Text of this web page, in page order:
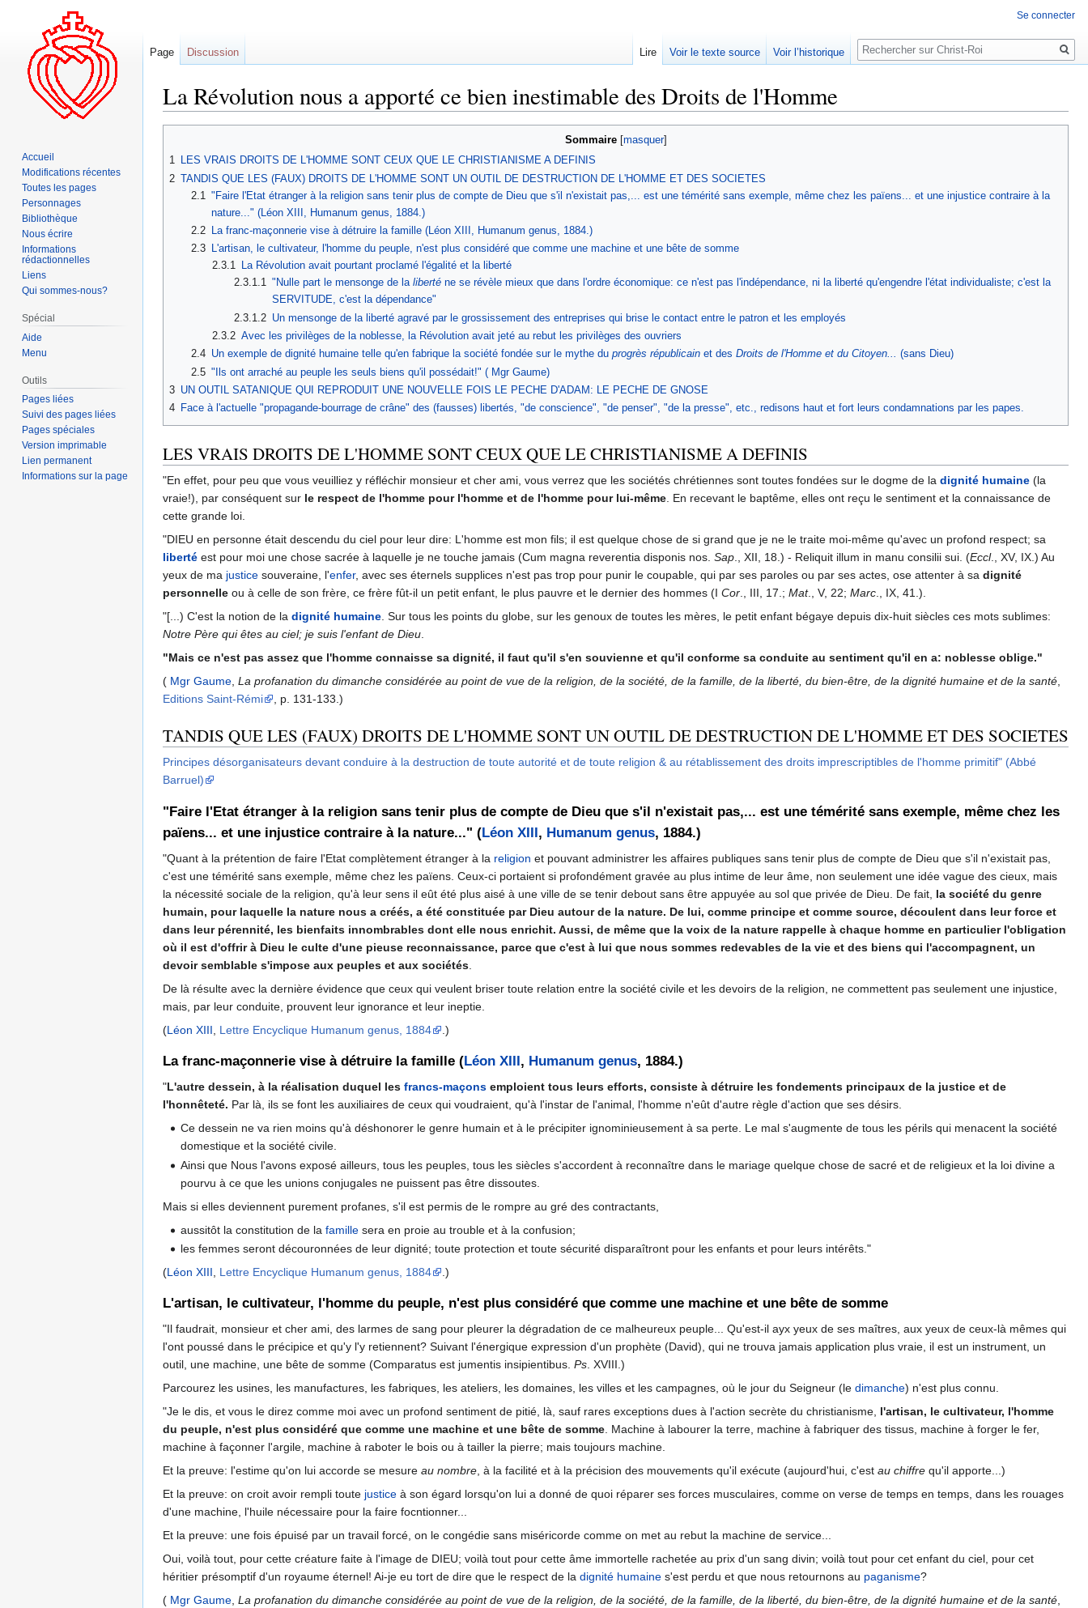
La Révolution nous a apporté ce bien inestimable des Droits de l'Homme
navigation
recherche
Sommaire
1 LES VRAIS DROITS DE L'HOMME SONT CEUX QUE LE CHRISTIANISME A DEFINIS
2 TANDIS QUE LES (FAUX) DROITS DE L'HOMME SONT UN OUTIL DE DESTRUCTION DE L'HOMME ET DES SOCIETES
2.1
"Faire l'Etat étranger à la religion sans tenir plus de compte de Dieu que s'il n'existait pas,... est une témérité sans exemple, même chez les païens... et une injustice contraire à la
nature..." (Léon XIII, Humanum genus, 1884.)
2.2
La franc-maçonnerie vise à détruire la famille (Léon XIII, Humanum genus, 1884.)
2.3
L'artisan, le cultivateur, l'homme du peuple, n'est plus considéré que comme une machine et une bête de somme
2.3.1 La Révolution avait pourtant proclamé l'égalité et la liberté
2.3.1.1 "Nulle part le mensonge de la liberténe se révèle mieux que dans l'ordre économique: ce n'est pas l'indépendance, ni la liberté qu'engendre l'état individualiste; c'est la
SERVITUDE, c'est la dépendance"
2.3.1.2 Un mensonge de la liberté agravé par le grossissement des entreprises qui brise le contact entre le patron et les employés
2.3.2 Avec les privilèges de la noblesse, la Révolution avait jeté au rebut les privilèges des ouvriers
2.4 Un exemple de dignité humaine telle qu'en fabrique la société fondée sur le mythe du progrès républicainet des Droits de l'Homme et du Citoyen... (sans Dieu)
2.5 "Ils ont arraché au peuple les seuls biens qu'il possédait!" ( Mgr Gaume)
3 UN OUTIL SATANIQUE QUI REPRODUIT UNE NOUVELLE FOIS LE PECHE D'ADAM: LE PECHE DE GNOSE
4 Face à l'actuelle "propagande-bourrage de crâne" des (fausses) libertés, "de conscience", "de penser", "de la presse", etc., redisons haut et fort leurs condamnations par les papes.
LES VRAIS DROITS DE L'HOMME SONT CEUX QUE LE CHRISTIANISME A DEFINIS
"En effet, pour peu que vous veuilliez y réfléchir monsieur et cher ami, vous verrez que les sociétés chrétiennes sont toutes fondées sur le dogme de la dignité humaine (la
vraie!), par conséquent sur le respect de l'homme pour l'homme et de l'homme pour lui-même. En recevant le baptême, elles ont reçu le sentiment et la connaissance de
cette grande loi.
"DIEU en personne était descendu du ciel pour leur dire: L'homme est mon fils; il est quelque chose de si grand que je ne le traite moi-même qu'avec un profond respect; sa
liberté est pour moi une chose sacrée à laquelle je ne touche jamais (Cum magna reverentia disponis nos. Sap., XII, 18.) - Reliquit illum in manu consilii sui. (Eccl., XV, IX.) Au
yeux de ma justice souveraine, l'enfer, avec ses éternels supplices n'est pas trop pour punir le coupable, qui par ses paroles ou par ses actes, ose attenter à sa dignité
personnelle ou à celle de son frère, ce frère fût-il un petit enfant, le plus pauvre et le dernier des hommes (I Cor., III, 17.; Mat., V, 22; Marc., IX, 41.).
"[...) C'est la notion de la dignité humaine. Sur tous les points du globe, sur les genoux de toutes les mères, le petit enfant bégaye depuis dix-huit siècles ces mots sublimes:
Notre Père qui êtes au ciel; je suis l'enfant de Dieu.
"Mais ce n'est pas assez que l'homme connaisse sa dignité, il faut qu'il s'en souvienne et qu'il conforme sa conduite au sentiment qu'il en a: noblesse oblige."
( Mgr Gaume, La profanation du dimanche considérée au point de vue de la religion, de la société, de la famille, de la liberté, du bien-être, de la dignité humaine et de la santé,
Editions Saint-Rémi
, p. 131-133.)
TANDIS QUE LES (FAUX) DROITS DE L'HOMME SONT UN OUTIL DE DESTRUCTION DE L'HOMME ET DES SOCIETES
Principes désorganisateurs devant conduire à la destruction de toute autorité et de toute religion & au rétablissement des droits imprescriptibles de l'homme primitif" (Abbé
Barruel)
"Faire l'Etat étranger à la religion sans tenir plus de compte de Dieu que s'il n'existait pas,... est une témérité sans exemple, même chez les
païens... et une injustice contraire à la nature..." (Léon XIII, Humanum genus, 1884.)
"Quant à la prétention de faire l'Etat complètement étranger à la religion et pouvant administrer les affaires publiques sans tenir plus de compte de Dieu que s'il n'existait pas,
c'est une témérité sans exemple, même chez les païens. Ceux-ci portaient si profondément gravée au plus intime de leur âme, non seulement une idée vague des cieux, mais
la nécessité sociale de la religion, qu'à leur sens il eût été plus aisé à une ville de se tenir debout sans être appuyée au sol que privée de Dieu. De fait, la société du genre
humain, pour laquelle la nature nous a créés, a été constituée par Dieu autour de la nature. De lui, comme principe et comme source, découlent dans leur force et
dans leur pérennité, les bienfaits innombrables dont elle nous enrichit. Aussi, de même que la voix de la nature rappelle à chaque homme en particulier l'obligation
où il est d'offrir à Dieu le culte d'une pieuse reconnaissance, parce que c'est à lui que nous sommes redevables de la vie et des biens qui l'accompagnent, un
devoir semblable s'impose aux peuples et aux sociétés
De là résulte avec la dernière évidence que ceux qui veulent briser toute relation entre la société civile et les devoirs de la religion, ne commettent pas seulement une injustice,
mais, par leur conduite, prouvent leur ignorance et leur ineptie.
(Léon XIII Lettre Encyclique Humanum genus, 1884 .)
La franc-maçonnerie vise à détruire la famille (Léon XIII , Humanum genus, 1884.)
"L'autre dessein, à la réalisation duquel les francs-maçons emploient tous leurs efforts, consiste à détruire les fondements principaux de la justice et de
l'honnêteté. Par là, ils se font les auxiliaires de ceux qui voudraient, qu'à l'instar de l'animal, l'homme n'eût d'autre règle d'action que ses désirs.
Ce dessein ne va rien moins qu'à déshonorer le genre humain et à le précipiter ignominieusement à sa perte. Le mal s'augmente de tous les périls qui menacent la société
domestique et la société civile.
Ainsi que Nous l'avons exposé ailleurs, tous les peuples, tous les siècles s'accordent à reconnaître dans le mariage quelque chose de sacré et de religieux et la loi divine a
pourvu à ce que les unions conjugales ne puissent pas être dissoutes.
Mais si elles deviennent purement profanes, s'il est permis de le rompre au gré des contractants,
aussitôt la constitution de lafamille sera en proie au trouble et à la confusion;
les femmes seront découronnées de leur dignité; toute protection et toute sécurité disparaîtront pour les enfants et pour leurs intérêts."
(Léon XIII Lettre Encyclique Humanum genus, 1884 .)
L'artisan, le cultivateur, l'homme du peuple, n'est plus considéré que comme une machine et une bête de somme
"Il faudrait, monsieur et cher ami, des larmes de sang pour pleurer la dégradation de ce malheureux peuple... Qu'est-il ayx yeux de ses maîtres, aux yeux de ceux-là mêmes qui
l'ont poussé dans le précipice et qu'y l'y retiennent? Suivant l'énergique expression d'un prophète (David), qui ne trouva jamais application plus vraie, il est un instrument, un
outil, une machine, une bête de somme (Comparatus est jumentis insipientibus. Ps. XVIII.)
Parcourez les usines, les manufactures, les fabriques, les ateliers, les domaines, les villes et les campagnes, où le jour du Seigneur (le dimanche) n'est plus connu.
"Je le dis, et vous le direz comme moi avec un profond sentiment de pitié, là, sauf rares exceptions dues à l'action secrète du christianisme, l'artisan, le cultivateur, l'homme
du peuple, n'est plus considéré que comme une machine et une bête de somme. Machine à labourer la terre, machine à fabriquer des tissus, machine à forger le fer,
machine à façonner l'argile, machine à raboter le bois ou à tailler la pierre; mais toujours machine.
Et la preuve: l'estime qu'on lui accorde se mesure au nombre, à la facilité et à la précision des mouvements qu'il exécute (aujourd'hui, c'est au chiffre qu'il apporte...)
Et la preuve: on croit avoir rempli toute justice à son égard lorsqu'on lui a donné de quoi réparer ses forces musculaires, comme on verse de temps en temps, dans les rouages
d'une machine, l'huile nécessaire pour la faire focntionner...
Et la preuve: une fois épuisé par un travail forcé, on le congédie sans miséricorde comme on met au rebut la machine de service...
Oui, voilà tout, pour cette créature faite à l'image de DIEU; voilà tout pour cette âme immortelle rachetée au prix d'un sang divin; voilà tout pour cet enfant du ciel, pour cet
héritier présomptif d'un royaume éternel! Ai-je eu tort de dire que le respect de la dignité humaine s'est perdu et que nous retournons au paganisme?
( Mgr Gaume, La profanation du dimanche considérée au point de vue de la religion, de la société, de la famille, de la liberté, du bien-être, de la dignité humaine et de la santé,
Se connecter
Page Discussion Lire Voir le texte source Voir l’historique
Rechercher
Accueil
Modifications récentes
Toutes les pages
Personnages
Bibliothèque
Nous écrire
Informations
rédactionnelles
Liens
Qui sommes-nous?
Spécial
Aide
Menu
Outils
Pages liées
Suivi des pages liées
Pages spéciales
Version imprimable
Lien permanent
Informations sur la page